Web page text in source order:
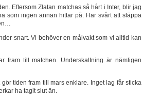
Eftersom Zlatan matchas så hårt i Inter, blir jag
som ingen annan hittar på. Har svårt att släppa
snart. Vi behöver en målvakt som vi alltid kan
fram till matchen. Underskattning är nämligen
tiden fram till mars enklare. Inget lag får sticka
ha tagit slut än.